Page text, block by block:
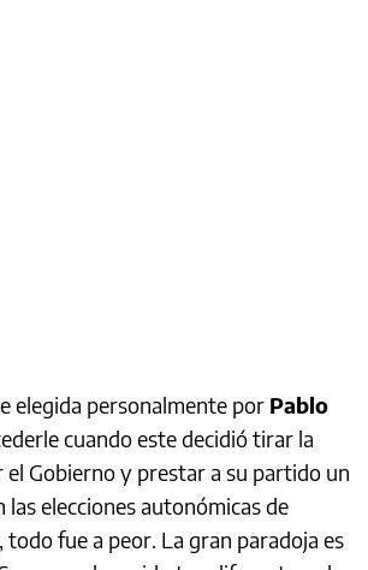
elegida personalmente por Pablo
cuando este decidió tirar la
el Gobierno y prestar a su partido un
elecciones autonómicas de
todo fue a peor. La gran paradoja es